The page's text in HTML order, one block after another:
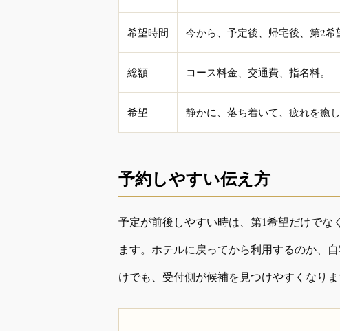
希望時間 今から、予定後、帰宅後、第2希
総額 コース料金、交通費、指名料。
希望 静かに、落ち着いて、疲れを癒し
予約しやすい伝え方
予定が前後しやすい時は、第1希望だけでな
ます。ホテルに戻ってから利用するのか、
けでも、受付側が候補を見つけやすくなりま